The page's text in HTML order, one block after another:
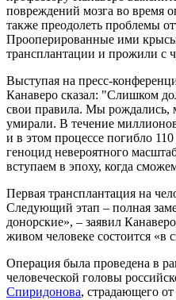
повреждений мозга во время
также преодолеть проблемы
Прооперированные ими
трансплантации и прожили с
Выступая на пресс-
Канаверо сказал: "Слишком
свои правила. Мы
умирали. В течение
и в этом процессе погибло
геноцид невероятного
вступаем в эпоху, когда
Первая трансплантация на
Следующий этап – полная
донорские», – заявил
живом человеке состоится «в
Операция была проведена в
человеческой головы
Спиридонова, страдающего